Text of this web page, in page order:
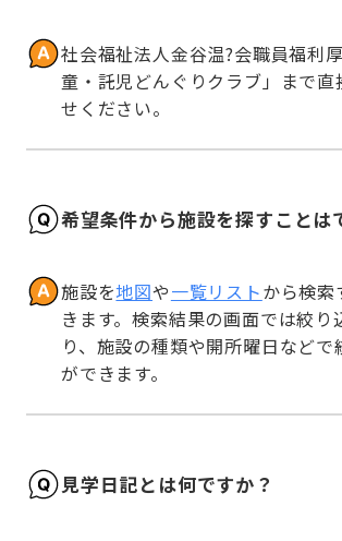
社会福祉法人金谷温?会職員福利
童・託児どんぐりクラブ」まで直
せください。
希望条件から施設を探すことは
施設を地図や一覧リストから検索
きます。検索結果の画面では絞り
り、施設の種類や開所曜日などで
ができます。
見学日記とは何ですか？